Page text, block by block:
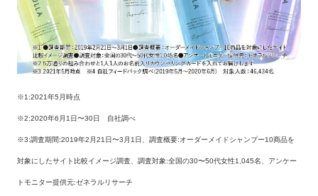
※1:2021年5月時点
※2:2020年6月1日〜30日 自社調べ
※3:調査期間:2019年2月21日〜3月1日、調査概要:オーダーメイドシャンプー10商品を
対象にしたサイト比較イメージ調査、調査対象:全国の30〜50代女性1,045名、アンケー
トモニター提供元:ゼネラルリサーチ